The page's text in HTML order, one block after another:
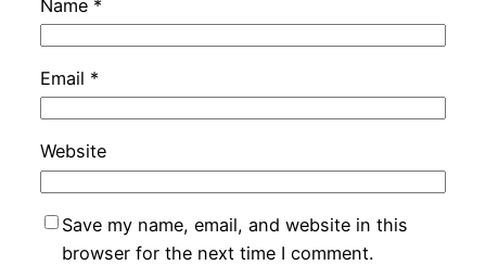
Name *
Email *
Website
Save my name, email, and website in this
browser for the next time I comment.